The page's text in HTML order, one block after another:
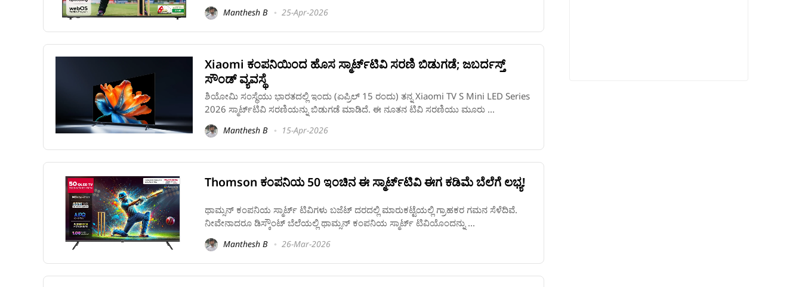
Manthesh B 25-Apr-2026
Xiaomi ಕಂಪನಿಯಿಂದ ಹೊಸ ಸ್ಮಾರ್ಟ್‌ಟಿವಿ ಸರಣಿ ಬಿಡುಗಡೆ; ಜಬರ್ದಸ್ತ್‌
ಸೌಂಡ್‌ ವ್ಯವಸ್ಥೆ
ಶಿಯೋಮಿ ಸಂಸ್ಥೆಯು ಭಾರತದಲ್ಲಿ ಇಂದು (ಏಪ್ರಿಲ್‌ 15 ರಂದು) ತನ್ನ Xiaomi TV S Mini LED Series
2026 ಸ್ಮಾರ್ಟ್‌ಟಿವಿ ಸರಣಿಯನ್ನು ಬಿಡುಗಡೆ ಮಾಡಿದೆ. ಈ ನೂತನ ಟಿವಿ ಸರಣಿಯು ಮೂರು ...
Manthesh B 15-Apr-2026
Thomson ಕಂಪನಿಯ 50 ಇಂಚಿನ ಈ ಸ್ಮಾರ್ಟ್‌ಟಿವಿ ಈಗ ಕಡಿಮೆ ಬೆಲೆಗೆ ಲಭ್ಯ!
ಥಾಮ್ಸನ್ ಕಂಪನಿಯ ಸ್ಮಾರ್ಟ್‌ ಟಿವಿಗಳು ಬಜೆಟ್‌ ದರದಲ್ಲಿ ಮಾರುಕಟ್ಟೆಯಲ್ಲಿ ಗ್ರಾಹಕರ ಗಮನ ಸೆಳೆದಿವೆ.
ನೀವೇನಾದರೂ ಡಿಸ್ಕೌಂಟ್‌ ಬೆಲೆಯಲ್ಲಿ ಥಾಮ್ಸನ್ ಕಂಪನಿಯ ಸ್ಮಾರ್ಟ್‌ ಟಿವಿಯೊಂದನ್ನು ...
Manthesh B 26-Mar-2026